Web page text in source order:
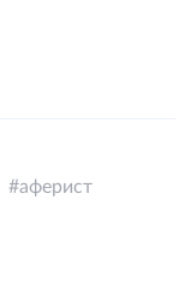
аферист